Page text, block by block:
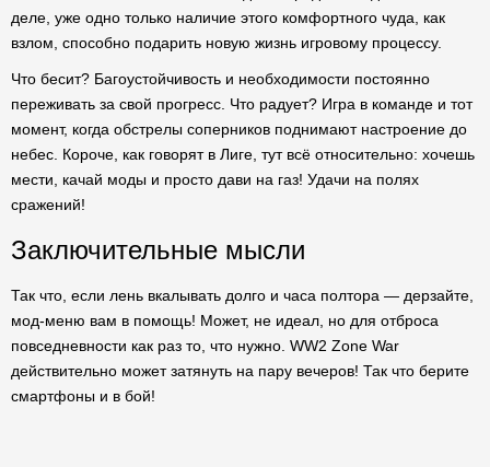
деле, уже одно только наличие этого комфортного чуда, как
взлом, способно подарить новую жизнь игровому процессу.
Что бесит? Багоустойчивость и необходимости постоянно
переживать за свой прогресс. Что радует? Игра в команде и тот
момент, когда обстрелы соперников поднимают настроение до
небес. Короче, как говорят в Лиге, тут всё относительно: хочешь
мести, качай моды и просто дави на газ! Удачи на полях
сражений!
Заключительные мысли
Так что, если лень вкалывать долго и часа полтора — дерзайте,
мод-меню вам в помощь! Может, не идеал, но для отброса
повседневности как раз то, что нужно. WW2 Zone War
действительно может затянуть на пару вечеров! Так что берите
смартфоны и в бой!